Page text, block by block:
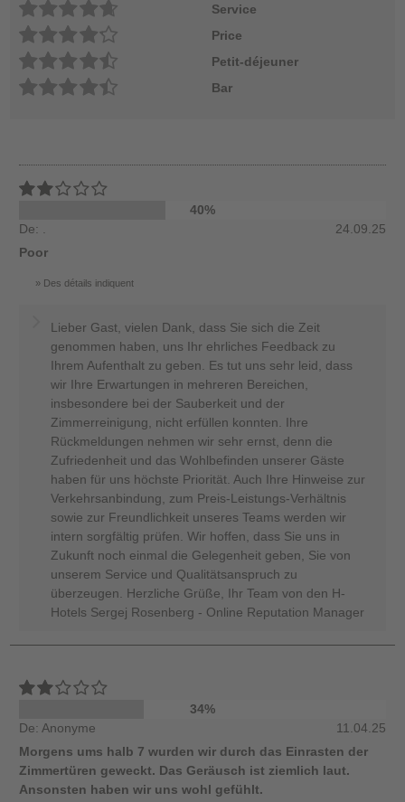
Service
Price
Petit-déjeuner
Bar
40%
De: .
24.09.25
Poor
Des détails indiquent
Lieber Gast, vielen Dank, dass Sie sich die Zeit
genommen haben, uns Ihr ehrliches Feedback zu
Ihrem Aufenthalt zu geben. Es tut uns sehr leid, dass
wir Ihre Erwartungen in mehreren Bereichen,
insbesondere bei der Sauberkeit und der
Zimmerreinigung, nicht erfüllen konnten. Ihre
Rückmeldungen nehmen wir sehr ernst, denn die
Zufriedenheit und das Wohlbefinden unserer Gäste
haben für uns höchste Priorität. Auch Ihre Hinweise zur
Verkehrsanbindung, zum Preis-Leistungs-Verhältnis
sowie zur Freundlichkeit unseres Teams werden wir
intern sorgfältig prüfen. Wir hoffen, dass Sie uns in
Zukunft noch einmal die Gelegenheit geben, Sie von
unserem Service und Qualitätsanspruch zu
überzeugen. Herzliche Grüße, Ihr Team von den H-
Hotels Sergej Rosenberg - Online Reputation Manager
34%
De: Anonyme
11.04.25
Morgens ums halb 7 wurden wir durch das Einrasten der
Zimmertüren geweckt. Das Geräusch ist ziemlich laut.
Ansonsten haben wir uns wohl gefühlt.